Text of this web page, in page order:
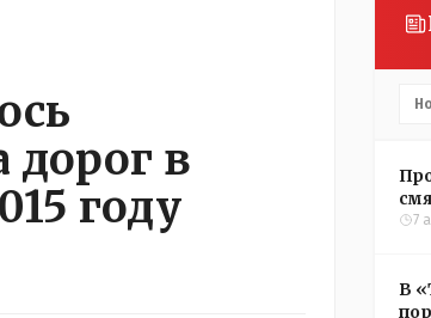
в
году
7
В